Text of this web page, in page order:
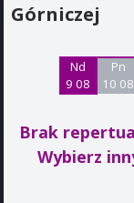
Górniczej
Nd
9 08
Pn
10 08
Brak
Wybierz